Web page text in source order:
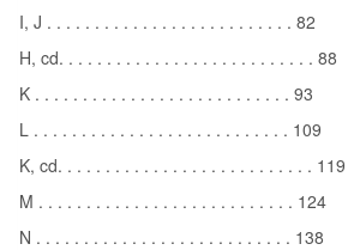
I, J . . . . . . . . . . . . . . . . . . . . . . . . . . 82
H, cd. . . . . . . . . . . . . . . . . . . . . . . . . . . 88
K . . . . . . . . . . . . . . . . . . . . . . . . . . . 93
L . . . . . . . . . . . . . . . . . . . . . . . . . . . 109
K, cd. . . . . . . . . . . . . . . . . . . . . . . . . . . 119
M . . . . . . . . . . . . . . . . . . . . . . . . . . . 124
N . . . . . . . . . . . . . . . . . . . . . . . . . . . 138